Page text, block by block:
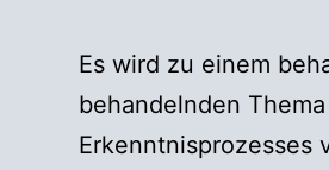
Es wird zu einem
behandelnden
Erkenntnisprozesses